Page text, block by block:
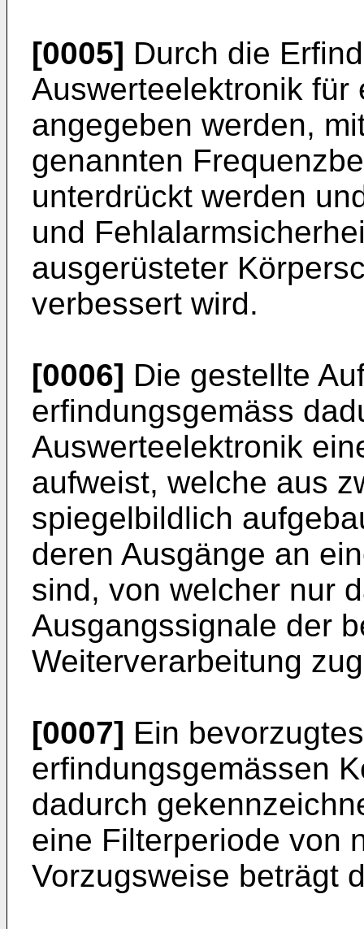
[0005] Durch die
Auswerteelektronik für
angegeben werden,
genannten
unterdrückt werden
und
ausgerüsteter
verbessert wird.
[0006] Die gestellte
erfindungsgemäss
Auswerteelektronik
aufweist, welche aus
spiegelbildlich
deren Ausgänge an
sind, von welcher nur
Ausgangssignale der
Weiterverarbeitung
[0007] Ein
erfindungsgemässen
dadurch
eine Filterperiode von
Vorzugsweise beträgt